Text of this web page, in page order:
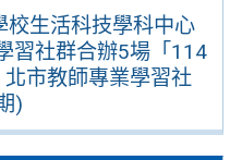
生活科技學科中心
習社群合辦5場「114
市教師專業學習社
)